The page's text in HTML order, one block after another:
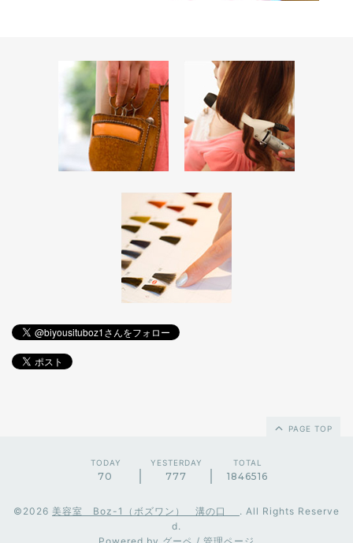
PAGE TOP
TODAY
70
YESTERDAY
777
TOTAL
1846516
©2026 美容室 Boz-1（ボズワン） 溝の口 . All Rights Reserve
d.